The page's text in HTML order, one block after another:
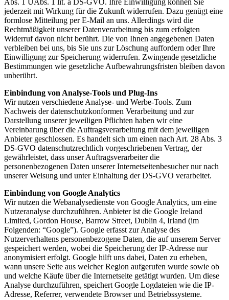
jederzeit mit Wirkung für die Zukunft widerrufen. Dazu genügt eine
formlose Mitteilung per E-Mail an uns. Allerdings wird die
Rechtmäßigkeit unserer Datenverarbeitung bis zum erfolgten
Widerruf davon nicht berührt. Die von Ihnen angegebenen Daten
verbleiben bei uns, bis Sie uns zur Löschung auffordern oder Ihre
Einwilligung zur Speicherung widerrufen. Zwingende gesetzliche
Bestimmungen wie gesetzliche Aufbewahrungsfristen bleiben davon
unberührt.
Einbindung von Analyse-Tools und Plug-Ins
Wir nutzen verschiedene Analyse- und Werbe-Tools. Zum
Nachweis der datenschutzkonformen Verarbeitung und zur
Darstellung unserer jeweiligen Pflichten haben wir eine
Vereinbarung über die Auftragsverarbeitung mit dem jeweiligen
Anbieter geschlossen. Es handelt sich um einen nach Art. 28 Abs. 3
DS-GVO datenschutzrechtlich vorgeschriebenen Vertrag, der
gewährleistet, dass unser Auftragsverarbeiter die
personenbezogenen Daten unserer Internetseitenbesucher nur nach
unserer Weisung und unter Einhaltung der DS-GVO verarbeitet.
Einbindung von Google Analytics
Wir nutzen die Webanalysedienste von Google Analytics, um eine
Nutzeranalyse durchzuführen. Anbieter ist die Google Ireland
Limited, Gordon House, Barrow Street, Dublin 4, Irland (im
Folgenden: “Google”). Google erfasst zur Analyse des
Nutzerverhaltens personenbezogene Daten, die auf unserem Server
gespeichert werden, wobei die Speicherung der IP-Adresse nur
anonymisiert erfolgt. Google hilft uns dabei, Daten zu erheben,
wann unsere Seite aus welcher Region aufgerufen wurde sowie ob
und welche Käufe über die Internetseite getätigt wurden. Um diese
Analyse durchzuführen, speichert Google Logdateien wie die IP-
Adresse, Referrer, verwendete Browser und Betriebssysteme.